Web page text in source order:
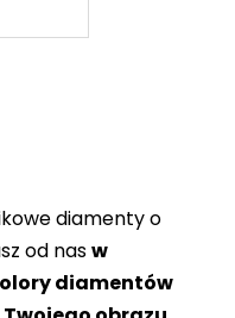
diamenty o
od nasw
diamentów